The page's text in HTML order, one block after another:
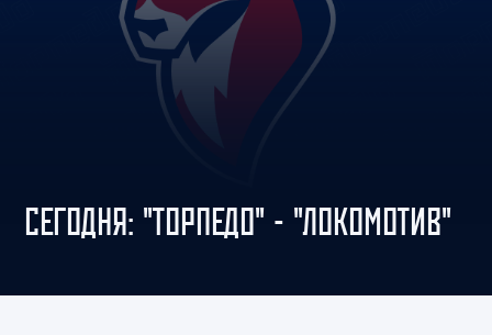
СЕГОДНЯ: "ТОРПЕДО" - "ЛОКОМОТИВ"